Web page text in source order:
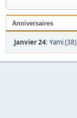
Anniversaires
Janvier 24: Yami (38)